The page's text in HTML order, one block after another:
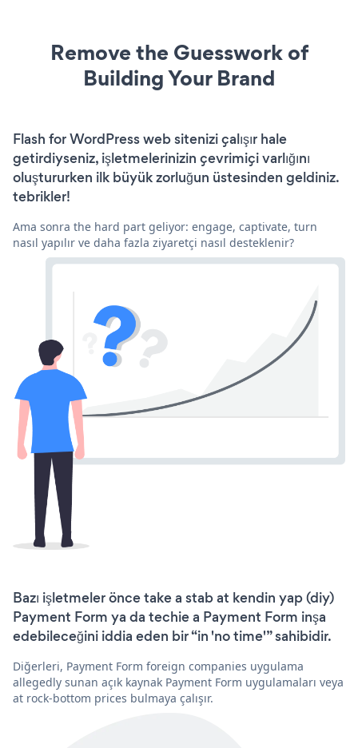
Remove the Guesswork of
Building Your Brand
Flash for WordPress web sitenizi çalışır hale
getirdiyseniz, işletmelerinizin çevrimiçi varlığını
oluştururken ilk büyük zorluğun üstesinden geldiniz.
tebrikler!
Ama sonra the hard part geliyor: engage, captivate, turn
nasıl yapılır ve daha fazla ziyaretçi nasıl desteklenir?
Bazı işletmeler önce take a stab at kendin yap (diy)
Payment Form ya da techie a Payment Form inşa
edebileceğini iddia eden bir “in 'no time'” sahibidir.
Diğerleri, Payment Form foreign companies uygulama
allegedly sunan açık kaynak Payment Form uygulamaları veya
at rock-bottom prices bulmaya çalışır.